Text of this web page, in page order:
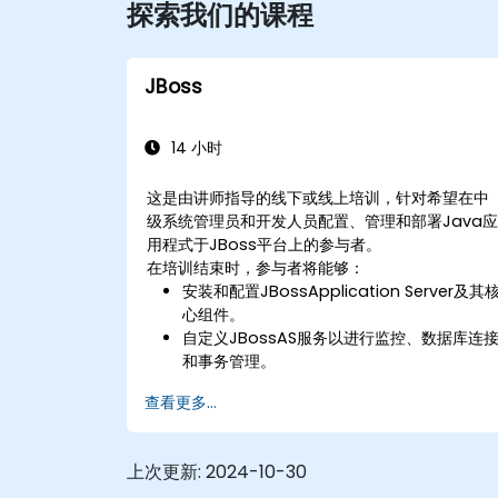
探索我们的课程
JBoss
14 小时
这是由讲师指导的线下或线上培训，针对希望在中
级系统管理员和开发人员配置、管理和部署Java应
用程式于JBoss平台上的参与者。
在培训结束时，参与者将能够：
安装和配置JBossApplication Server及其
心组件。
自定义JBossAS服务以进行监控、数据库连接
和事务管理。
式。
利用JBoss消息服务部署和管理JMS应用程
通过JavaManagement扩展和管理控制台
查看更多...
上次更新: 2024-10-30